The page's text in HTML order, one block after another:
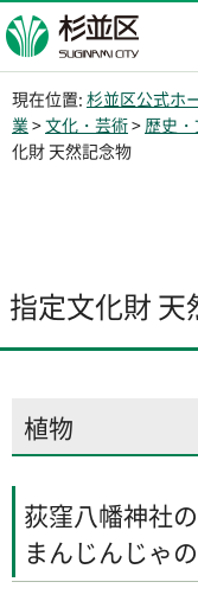
杉並区
現在位置: 杉並区公式ホ
業 >文化・芸術> 歴史
化財 天然記念物
指定文化財 天
植物
荻窪八幡神社
まんじんじゃ